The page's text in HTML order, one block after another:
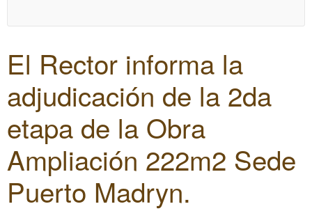
El Rector informa la
adjudicación de la 2da
etapa de la Obra
Ampliación 222m2 Sede
Puerto Madryn.